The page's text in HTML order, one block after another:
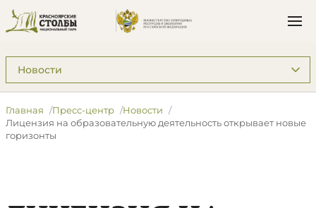
Подразделы: Пресс-центр
Главная Пресс-центр
Новости
Лицензия на образовательную деятельность открывает новые
горизонты